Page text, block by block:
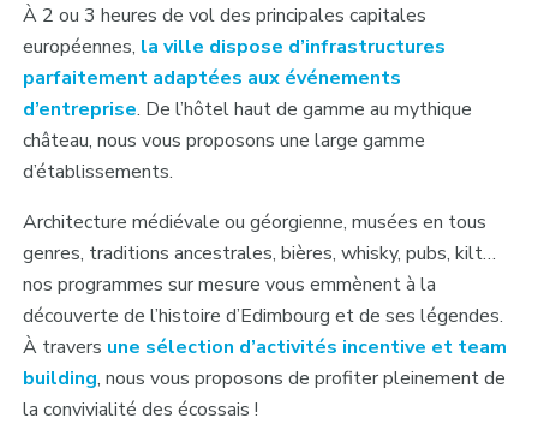
À 2 ou 3 heures de vol des principales capitales
européennes, la ville dispose d’infrastructures
parfaitement adaptées aux événements
d’entreprise. De l’hôtel haut de gamme au mythique
château, nous vous proposons une large gamme
d’établissements.
Architecture médiévale ou géorgienne, musées en tous
genres, traditions ancestrales, bières, whisky, pubs, kilt…
nos programmes sur mesure vous emmènent à la
découverte de l’histoire d’Edimbourg et de ses légendes.
À travers une sélection d’activités incentive et team
building, nous vous proposons de profiter pleinement de
la convivialité des écossais !